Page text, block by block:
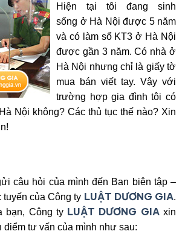
Hiện tại tôi đang sinh
sống ở Hà Nội được 5 năm
và có làm sổ KT3 ở Hà Nội
được gần 3 năm. Có nhà ở
Hà Nội nhưng chỉ là giấy tờ
mua bán viết tay. Vậy với
trường hợp gia đình tôi có
Nội không? Các thủ tục thế nào? Xin
câu hỏi của mình đến Ban biên tập –
của Công ty LUẬT DƯƠNG GIA.
bạn, Công ty LUẬT DƯƠNG GIAxin
tư vấn của mình như sau: